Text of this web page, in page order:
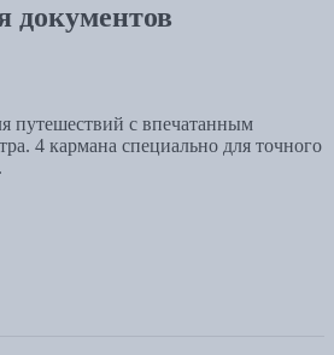
документов
путешествий с впечатанным
4 кармана специально для точного